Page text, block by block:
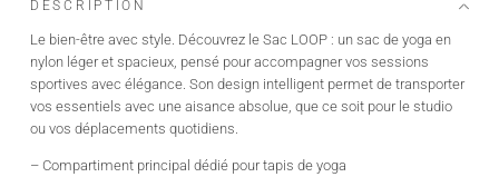
DESCRIPTION
Le bien-être avec style. Découvrez le Sac LOOP : un sac de yoga en
nylon léger et spacieux, pensé pour accompagner vos sessions
sportives avec élégance. Son design intelligent permet de transporter
vos essentiels avec une aisance absolue, que ce soit pour le studio
ou vos déplacements quotidiens.
– Compartiment principal dédié pour tapis de yoga